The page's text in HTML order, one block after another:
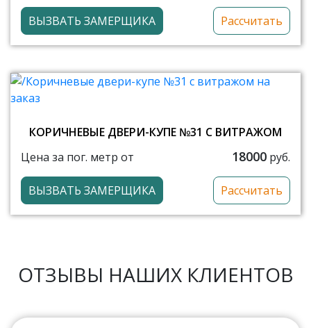
ВЫЗВАТЬ ЗАМЕРЩИКА Рассчитать
КОРИЧНЕВЫЕ ДВЕРИ-КУПЕ №31 С ВИТРАЖОМ
Цена за пог. метр от
18000 руб.
ВЫЗВАТЬ ЗАМЕРЩИКА Рассчитать
ОТЗЫВЫ НАШИХ КЛИЕНТОВ